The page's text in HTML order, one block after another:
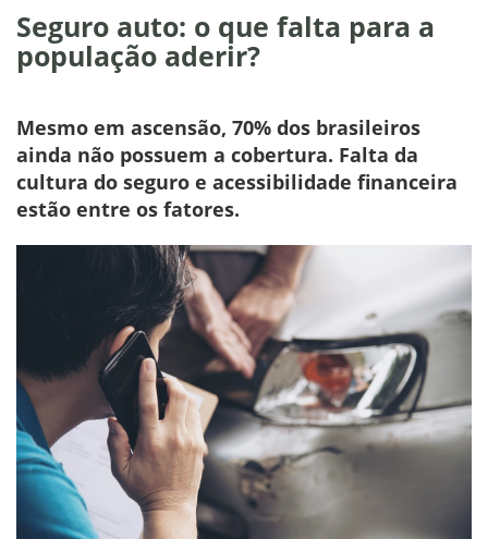
Seguro auto: o que falta para a
população aderir?
Mesmo em ascensão, 70% dos brasileiros
ainda não possuem a cobertura. Falta da
cultura do seguro e acessibilidade financeira
estão entre os fatores.